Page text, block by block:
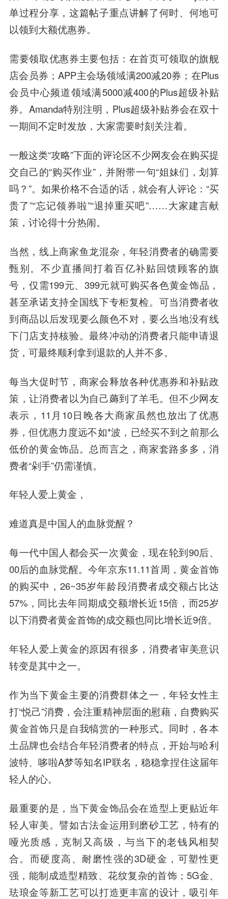
单过程分享，这篇帖子重点讲解了何时、何地可
以领到大额优惠券。
需要领取优惠券主要包括：在首页可领取的旗舰
店会员券；APP主会场领域满200减20券；在Plus
会员中心频道领域满5000减400的Plus超级补贴
券。Amanda特别注明，Plus超级补贴券会在双十
一期间不定时发放，大家需要时刻关注着。
一般这类“攻略”下面的评论区不少网友会在购买提
交自己的“购买作业”，并附带一句“姐妹们，划算
吗？”。如果价格不合适的话，就会有人评论：“买
贵了”“忘记领券啦”“退掉重买吧”……大家建言献
策，讨论得十分热闹。
当然，线上商家鱼龙混杂，年轻消费者的确需要
甄别。不少直播间打着百亿补贴回馈顾客的旗
号，仅需199元、399元就可购买各色黄金饰品，
甚至承诺支持全国线下专柜复检。可当消费者收
到商品以后发现要么颜色不对，要么当地没有线
下门店支持核验。最终冲动的消费者只能申请退
货，可最终顺利拿到退款的人并不多。
每当大促时节，商家会释放各种优惠券和补贴政
策，让消费者以为自己薅到了羊毛。但不少网友
表示，11月10日晚各大商家虽然也放出了优惠
券，但优惠力度远不如*波，已经买不到之前那么
低价的黄金饰品。总而言之，商家套路多多，消
费者“剁手”仍需谨慎。
年轻人爱上黄金，
难道真是中国人的血脉觉醒？
每一代中国人都会买一次黄金，现在轮到90后、
00后的血脉觉醒。今年京东11.11首周，黄金首饰
的购买中，26~35岁年龄段消费者成交额占比达
57%，同比去年同期成交额增长近15倍，而25岁
以下消费者黄金首饰的成交额也同比增长近9倍。
年轻人爱上黄金的原因有很多，消费者审美意识
转变是其中之一。
作为当下黄金主要的消费群体之一，年轻女性主
打“悦己”消费，会注重精神层面的慰藉，自费购买
黄金首饰只是自我犒赏的一种形式。同时，各本
土品牌也会结合年轻消费者的特点，开始与哈利
波特、哆啦A梦等知名IP联名，稳稳拿捏住这届年
轻人的心。
最重要的是，当下黄金饰品会在造型上更贴近年
轻人审美。譬如古法金运用到磨砂工艺，特有的
哑光质感，克制又高级，与当下的老钱风相契
合。而硬度高、耐磨性强的3D硬金，可塑性更
强，能制成造型精致、花纹复杂的首饰；5G金、
珐琅金等新工艺可以打造更丰富的设计，吸引年